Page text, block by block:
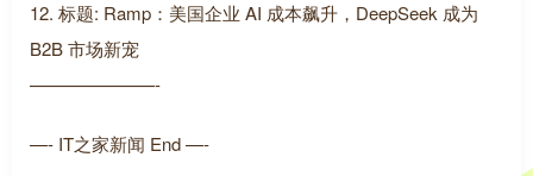
12. 标题: Ramp：美国企业 AI 成本飙升，DeepSeek 成为
B2B 市场新宠
———————-
—- IT之家新闻 End —-